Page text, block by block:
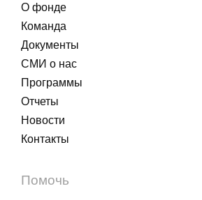
О фонде
Команда
Документы
СМИ о нас
Программы
Отчеты
Новости
Контакты
Помочь